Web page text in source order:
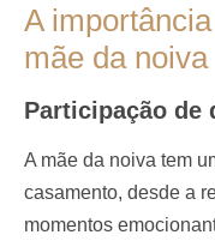
A
mãe da noiva
Participação de
A mãe da noiva tem
casamento, desde a
momentos